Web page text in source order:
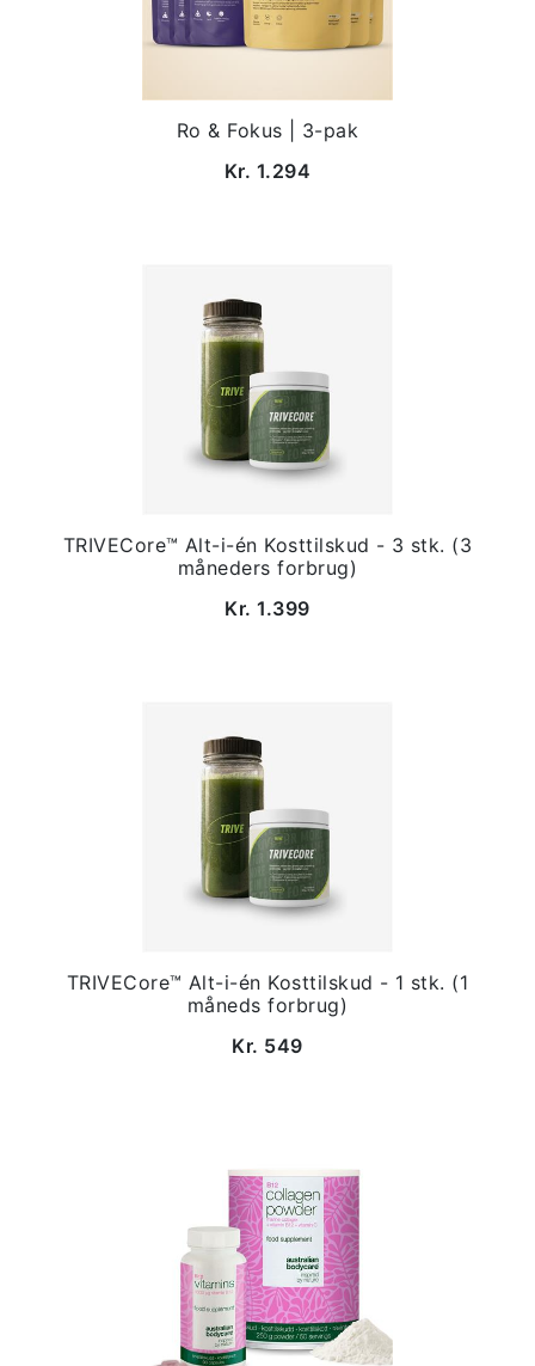
Ro & Fokus | 3-pak
Kr. 1.294
TRIVECore™ Alt-i-én Kosttilskud - 3 stk. (3
måneders forbrug)
Kr. 1.399
TRIVECore™ Alt-i-én Kosttilskud - 1 stk. (1
måneds forbrug)
Kr. 549